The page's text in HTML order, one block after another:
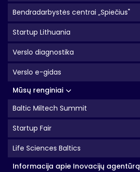
Bendradarbystės centrai „Spiečius"
Startup Lithuania
Verslo diagnostika
Verslo e-gidas
Mūsų renginiai
Baltic Miltech Summit
Startup Fair
Life Sciences Baltics
Informacija apie Inovacijų agentūrą